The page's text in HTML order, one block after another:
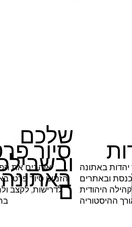
שלכם
ם
סיור
באתונה
אוהבים את
הזמינו סיור פרטי
לדרישות, לקצב
יהדות באתונה
ובאתרים
היהודית
ההיסטוריה